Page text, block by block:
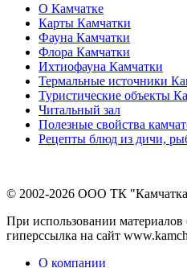
О Камчатке
Карты Камчатки
Фауна Камчатки
Флора Камчатки
Ихтиофауна Камчатки
Термальные источники
Туристические объекты
Читальный зал
Полезные свойства
Рецепты блюд из дичи,
© 2002-2026 ООО ТК
При использовании материалов
гиперссылка на сайт
О компании